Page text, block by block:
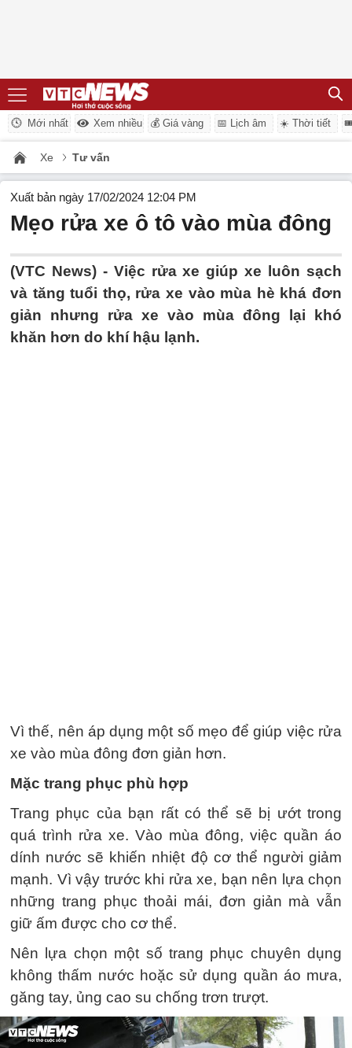
Mới nhất Xem nhiều 💰 Giá vàng 📅 Lịch âm ☀️ Thời tiết
Xe Tư vấn
Xuất bản ngày 17/02/2024 12:04 PM
Mẹo rửa xe ô tô vào mùa đông
(VTC News) - Việc rửa xe giúp xe luôn sạch
và tăng tuổi thọ, rửa xe vào mùa hè khá đơn
giản nhưng rửa xe vào mùa đông lại khó
khăn hơn do khí hậu lạnh.
Vì thế, nên áp dụng một số mẹo để giúp việc rửa
xe vào mùa đông đơn giản hơn.
Mặc trang phục phù hợp
Trang phục của bạn rất có thể sẽ bị ướt trong
quá trình rửa xe. Vào mùa đông, việc quần áo
dính nước sẽ khiến nhiệt độ cơ thể người giảm
mạnh. Vì vậy trước khi rửa xe, bạn nên lựa chọn
những trang phục thoải mái, đơn giản mà vẫn
giữ ấm được cho cơ thể.
Nên lựa chọn một số trang phục chuyên dụng
không thấm nước hoặc sử dụng quần áo mưa,
găng tay, ủng cao su chống trơn trượt.